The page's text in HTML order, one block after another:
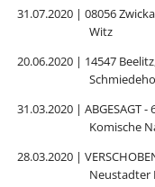
31.07.2020 | 08056
Witz
20.06.2020 | 14547
31.03.2020 | ABGESAGT
Komische
28.03.2020 |
Neustadter